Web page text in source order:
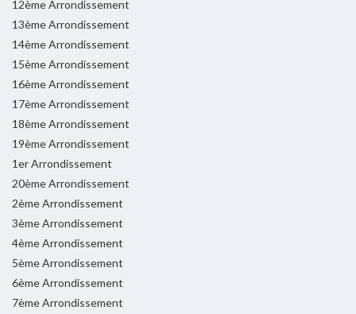
12ème Arrondissement
13ème Arrondissement
14ème Arrondissement
15ème Arrondissement
16ème Arrondissement
17ème Arrondissement
18ème Arrondissement
19ème Arrondissement
1er Arrondissement
20ème Arrondissement
2ème Arrondissement
3ème Arrondissement
4ème Arrondissement
5ème Arrondissement
6ème Arrondissement
7ème Arrondissement